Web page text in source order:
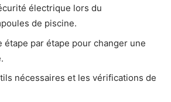
électrique lors du
de piscine.
étape par étape pour changer une
nécessaires et les vérifications de